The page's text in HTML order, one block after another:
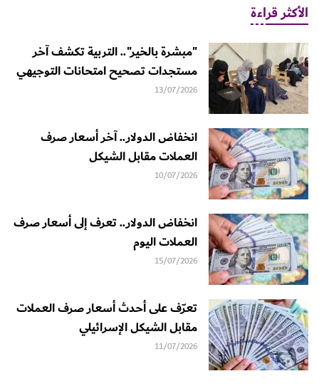
الأكثر قراءة
"مبشرة بالخير".. التربية تكشف آخر
مستجدات تصحيح امتحانات التوجيهي
13/07/2026
انخفاض الدولار.. آخر أسعار صرف
العملات مقابل الشيكل
10/07/2026
انخفاض الدولار.. تعرف إلى أسعار صرف
العملات اليوم
15/07/2026
تعرّف على أحدث أسعار صرف العملات
مقابل الشيكل الإسرائيلي
11/07/2026